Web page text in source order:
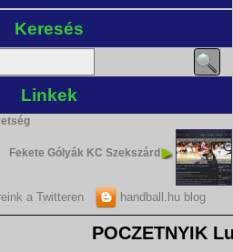
Keresés
Linkek
Fekete Gólyák KC Szekszárd
a Twitteren handball.hu blog
POCZETNYIK